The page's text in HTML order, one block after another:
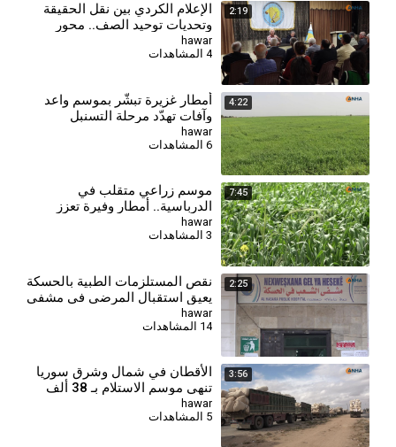
2:19
الإعلام الكردي بين نقل الحقيقة
وتحديات توحيد الصف.. محور
محاضرة في الحسكة
hawar
4 المشاهدات
4:22
⁣أمطار غزيرة تبشّر بموسم واعد
وآفات تهدّد مرحلة التسنبل
hawar
6 المشاهدات
7:45
موسم زراعي متقلب في
الدرباسية.. أمطار وفيرة تعزز
النمو وتفاقم مخاطر الآفات
hawar
3 المشاهدات
2:25
⁣نقص المستلزمات الطبية بالحسكة
يعيق استقبال المرضى في مشفى
الشعب
hawar
14 المشاهدات
3:56
⁣الأقطان في شمال وشرق سوريا
تنهي موسم الاستلام بـ 38 ألف
طن
hawar
5 المشاهدات